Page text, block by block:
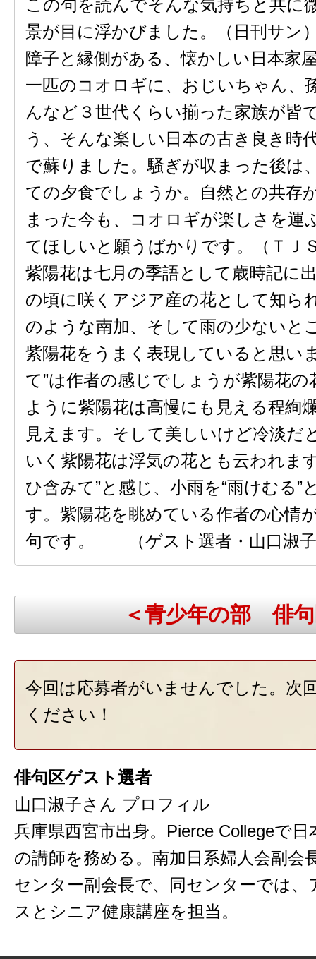
この句を読んでそんな気持ちと共に
景が目に浮かびました。（日刊サン
障子と縁側がある、懐かしい日本家
一匹のコオロギに、おじいちゃん、
んなど３世代くらい揃った家族が皆
う、そんな楽しい日本の古き良き時
で蘇りました。騒ぎが収まった後は
ての夕食でしょうか。自然との共存
まった今も、コオロギが楽しさを運
てほしいと願うばかりです。（ＴＪ
紫陽花は七月の季語として歳時記に
の頃に咲くアジア産の花として知ら
のような南加、そして雨の少ないと
紫陽花をうまく表現していると思い
て”は作者の感じでしょうが紫陽花
ように紫陽花は高慢にも見える程絢
見えます。そして美しいけど冷淡だ
いく紫陽花は浮気の花とも云われま
ひ含みて”と感じ、小雨を“雨けむる”
す。紫陽花を眺めている作者の心情
句です。 （ゲスト選者・山口淑
＜青少年の部 俳
今回は応募者がいませんでした。次
ください！
俳句区ゲスト選者
山口淑子さん プロフィル
兵庫県西宮市出身。Pierce Collegeで
の講師を務める。南加日系婦人会副会
センター副会長で、同センターでは
スとシニア健康講座を担当。